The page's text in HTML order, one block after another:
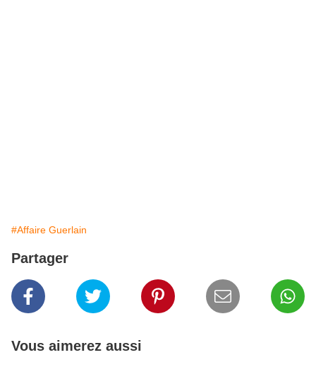
#Affaire Guerlain
Partager
Vous aimerez aussi